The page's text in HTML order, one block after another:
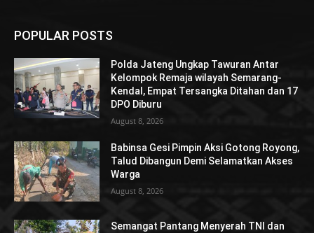
POPULAR POSTS
Polda Jateng Ungkap Tawuran Antar
Kelompok Remaja wilayah Semarang-
Kendal, Empat Tersangka Ditahan dan 17
DPO Diburu
August 8, 2026
Babinsa Gesi Pimpin Aksi Gotong Royong,
Talud Dibangun Demi Selamatkan Akses
Warga
August 8, 2026
Semangat Pantang Menyerah TNI dan